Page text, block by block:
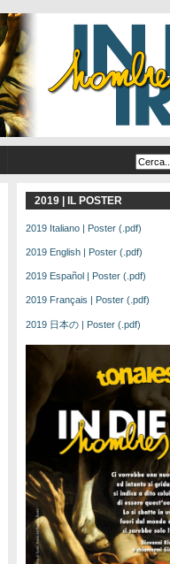
2019 | IL POSTER
2019 Italiano | Poster (.pdf)
2019 English | Poster (.pdf)
2019 Español | Poster (.pdf)
2019 Français | Poster (.pdf)
2019 日本の | Poster (.pdf)